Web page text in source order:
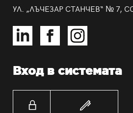
УЛ. „ЛЪЧЕЗАР СТАНЧЕВ“ № 7,
Вход в системата